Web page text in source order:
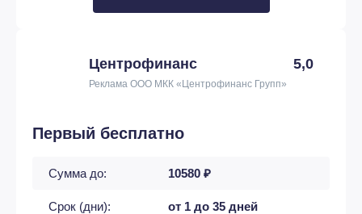
Центрофинанс 5,0
Реклама ООО МКК «Центрофинанс Групп»
Первый бесплатно
Сумма до: 10580 ₽
Срок (дни): от 1 до 35 дней